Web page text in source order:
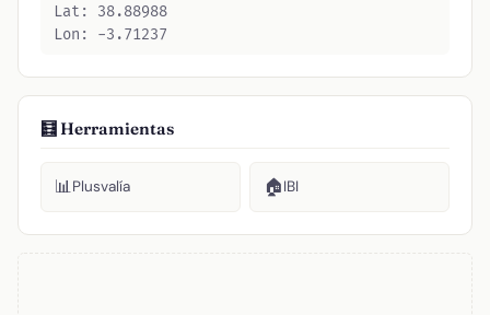
Lat: 38.88988
Lon: -3.71237
🧮 Herramientas
📊Plusvalía 🏠IBI